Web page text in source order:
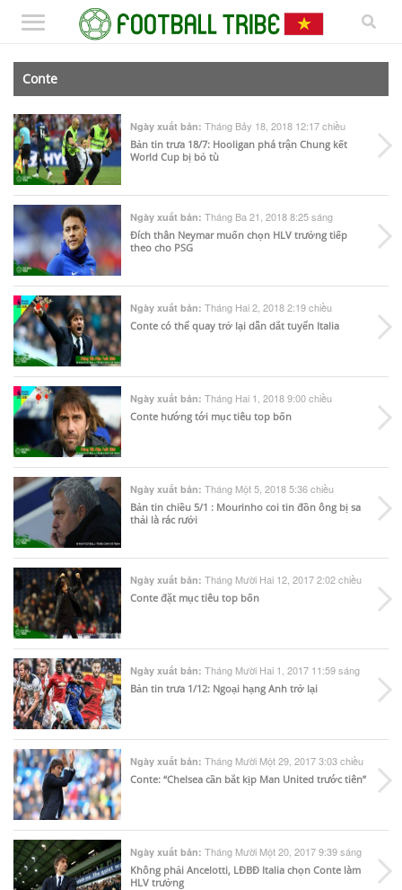
Conte
Ngày xuất bản: Tháng Bảy 18, 2018 12:17 chiều
Bản tin trưa 18/7: Hooligan phá trận Chung kết
World Cup bị bỏ tù
Ngày xuất bản: Tháng Ba 21, 2018 8:25 sáng
Đích thân Neymar muốn chọn HLV trưởng tiếp
theo cho PSG
Ngày xuất bản: Tháng Hai 2, 2018 2:19 chiều
Conte có thể quay trở lại dẫn dắt tuyển Italia
Ngày xuất bản: Tháng Hai 1, 2018 9:00 chiều
Conte hướng tới mục tiêu top bốn
Ngày xuất bản: Tháng Một 5, 2018 5:36 chiều
Bản tin chiều 5/1 : Mourinho coi tin đồn ông bị sa
thải là rác rưởi
Ngày xuất bản: Tháng Mười Hai 12, 2017 2:02 chiều
Conte đặt mục tiêu top bốn
Ngày xuất bản: Tháng Mười Hai 1, 2017 11:59 sáng
Bản tin trưa 1/12: Ngoại hạng Anh trở lại
Ngày xuất bản: Tháng Mười Một 29, 2017 3:03 chiều
Conte: “Chelsea cần bắt kịp Man United trước tiên”
Ngày xuất bản: Tháng Mười Một 20, 2017 9:39 sáng
Không phải Ancelotti, LĐBĐ Italia chọn Conte làm
HLV trưởng